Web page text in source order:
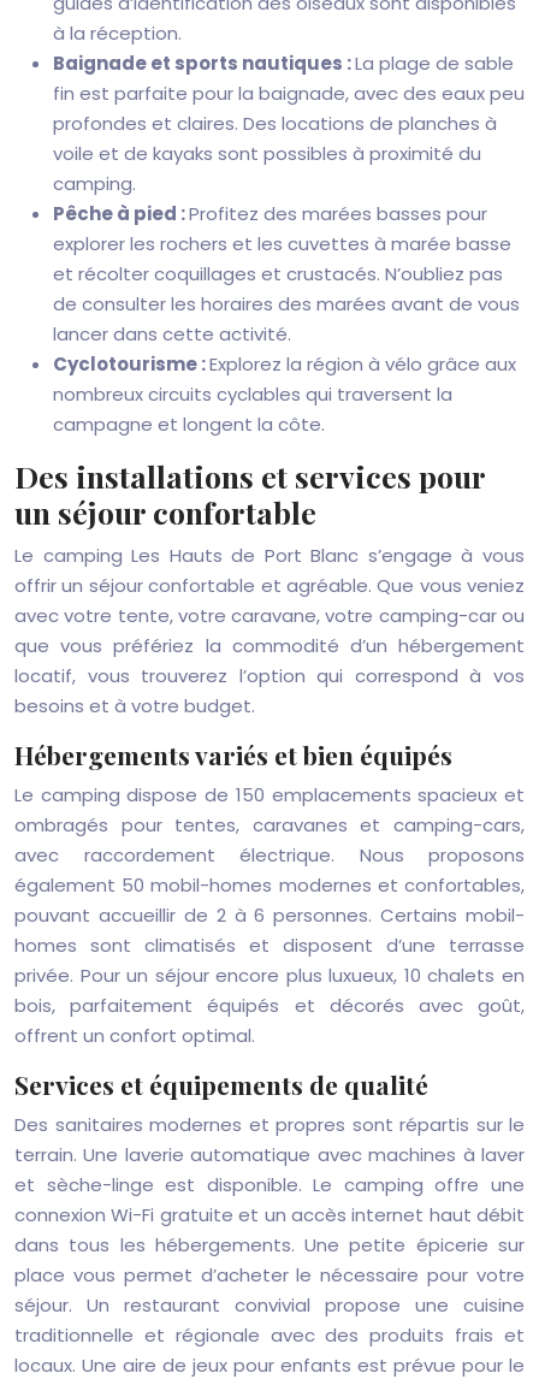
à la réception.
Baignade et sports nautiques :La plage de sable
fin est parfaite pour la baignade, avec des eaux peu
profondes et claires. Des locations de planches à
voile et de kayaks sont possibles à proximité du
camping.
Pêche à pied :Profitez des marées basses pour
explorer les rochers et les cuvettes à marée basse
et récolter coquillages et crustacés. N’oubliez pas
de consulter les horaires des marées avant de vous
lancer dans cette activité.
Cyclotourisme :Explorez la région à vélo grâce aux
nombreux circuits cyclables qui traversent la
campagne et longent la côte.
Des installations et services pour
un séjour confortable
Le camping Les Hauts de Port Blanc s’engage à vous
offrir un séjour confortable et agréable. Que vous veniez
avec votre tente, votre caravane, votre camping-car ou
que vous préfériez la commodité d’un hébergement
locatif, vous trouverez l’option qui correspond à vos
besoins et à votre budget.
Hébergements variés et bien équipés
Le camping dispose de 150 emplacements spacieux et
ombragés pour tentes, caravanes et camping-cars,
avec raccordement électrique. Nous proposons
également 50 mobil-homes modernes et confortables,
pouvant accueillir de 2 à 6 personnes. Certains mobil-
homes sont climatisés et disposent d’une terrasse
privée. Pour un séjour encore plus luxueux, 10 chalets en
bois, parfaitement équipés et décorés avec goût,
offrent un confort optimal.
Services et équipements de qualité
Des sanitaires modernes et propres sont répartis sur le
terrain. Une laverie automatique avec machines à laver
et sèche-linge est disponible. Le camping offre une
connexion Wi-Fi gratuite et un accès internet haut débit
dans tous les hébergements. Une petite épicerie sur
place vous permet d’acheter le nécessaire pour votre
séjour. Un restaurant convivial propose une cuisine
traditionnelle et régionale avec des produits frais et
locaux. Une aire de jeux pour enfants est prévue pour le